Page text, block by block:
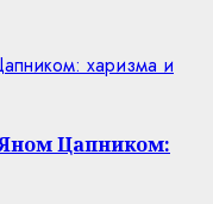
харизма и
Цапником: